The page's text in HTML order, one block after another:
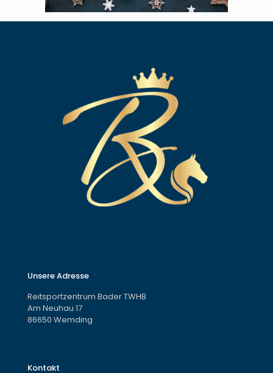
Unsere Adresse
Reitsportzentrum Bader TWHB
Am Neuhau 17
86650 Wemding
Kontakt